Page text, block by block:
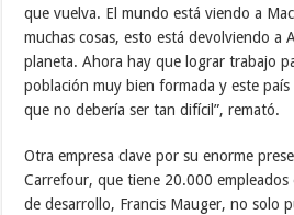
que vuelva. El mundo está viendo a
muchas cosas, esto está devolviendo a
planeta. Ahora hay que lograr trabajo
población muy bien formada y este
que no debería ser tan difícil”, remató.
Otra empresa clave por su enorme
Carrefour, que tiene 20.000 empleados
de desarrollo, Francis Mauger, no solo